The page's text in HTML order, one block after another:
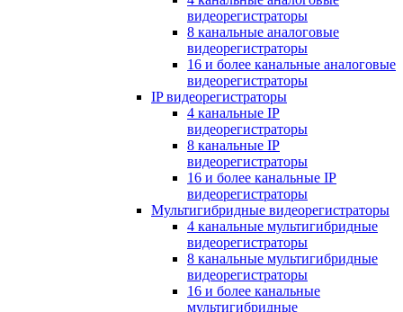
видеорегистраторы
8 канальные аналоговые
видеорегистраторы
16 и более канальные аналоговые
видеорегистраторы
IP видеорегистраторы
4 канальные IP
видеорегистраторы
8 канальные IP
видеорегистраторы
16 и более канальные IP
видеорегистраторы
Мультигибридные видеорегистраторы
4 канальные мультигибридные
видеорегистраторы
8 канальные мультигибридные
видеорегистраторы
16 и более канальные
мультигибридные